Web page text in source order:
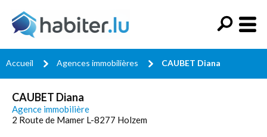
Accueil Agences immobilières CAUBET Diana
CAUBET Diana
Agence immobilière
2 Route de Mamer L-8277 Holzem